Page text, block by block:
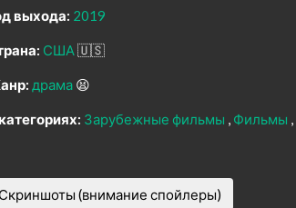
выхода: 2019
США🇺🇸
драма 😫
Зарубежные фильмы Фильмы
Скриншоты (внимание спойлеры)